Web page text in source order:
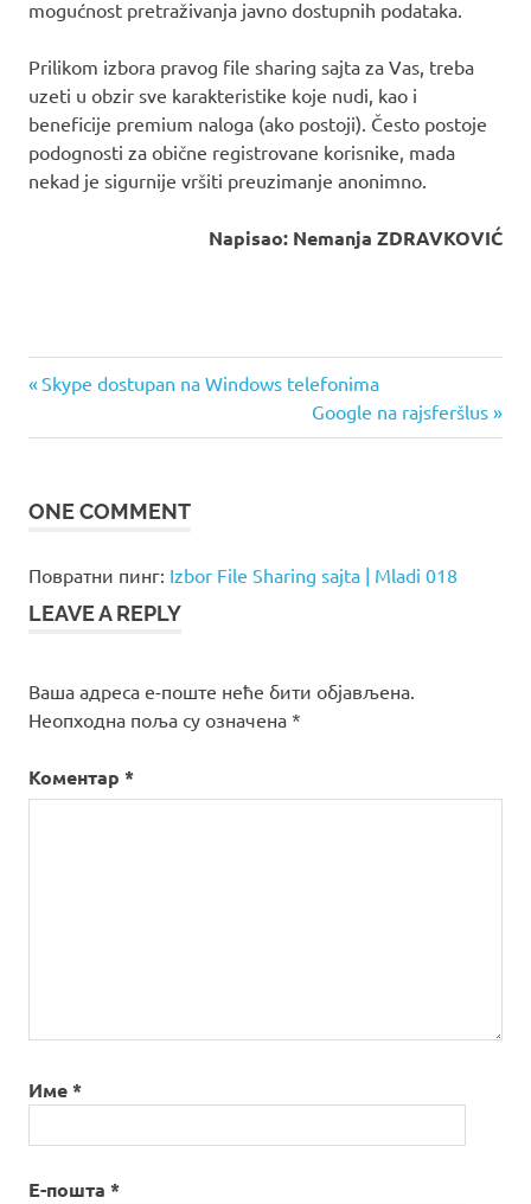
mogućnost pretraživanja javno dostupnih podataka.
Prilikom izbora pravog file sharing sajta za Vas, treba
uzeti u obzir sve karakteristike koje nudi, kao i
beneficije premium naloga (ako postoji). Često postoje
podognosti za obične registrovane korisnike, mada
nekad je sigurnije vršiti preuzimanje anonimno.
Napisao: Nemanja ZDRAVKOVIĆ
mediafire
rapidshare
upload
Кретање
чланка
Previous
Skype dostupan na Windows telefonima
Next
Post:
Google na rajsferšlus
ONE COMMENT
Повратни пинг: Izbor File Sharing sajta | Mladi 018
LEAVE A REPLY
Ваша адреса е-поште неће бити објављена.
Неопходна поља су означена *
Коментар *
Име*
Е-пошта *